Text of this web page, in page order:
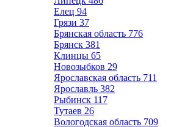
Елец 94
Грязи 37
Брянская область 776
Брянск 381
Клинцы 65
Новозыбков 29
Ярославская область 711
Ярославль 382
Рыбинск 117
Тутаев 26
Вологодская область 709